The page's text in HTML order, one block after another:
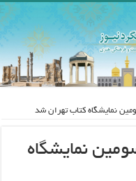
نمایشگاه کتاب تهران شد
نمایشگاه